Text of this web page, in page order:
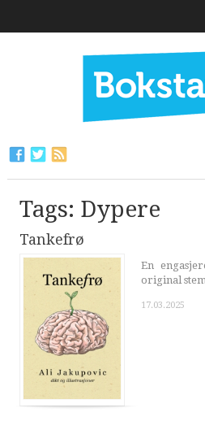
Tags: Dypere
Tankefrø
En
original
17.03.2025